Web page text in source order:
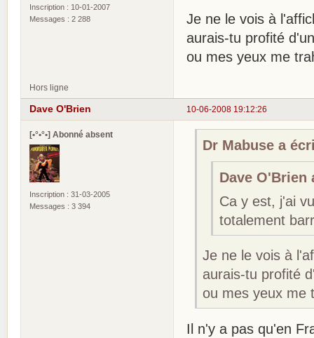
Inscription : 10-01-2007
Messages : 2 288
Je ne le vois à
aurais-tu profité
ou mes yeux me
Hors ligne
10-06-2008 19:12:26
Dave O'Brien
[•°•°•] Abonné absent
Inscription : 31-03-2005
Messages : 3 394
Dr Mabuse a
Dave O'Brien
Ca y est, j'ai
totalement
Je ne le vois à
aurais-tu profité
ou mes yeux
Il n'y a pas qu'en